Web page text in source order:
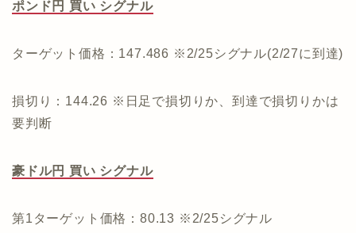
ポンド円 買い シグナル
ターゲット価格：147.486 ※2/25シグナル(2/27に到達)
損切り：144.26 ※日足で損切りか、到達で損切りかは
要判断
豪ドル円 買い シグナル
第1ターゲット価格：80.13 ※2/25シグナル